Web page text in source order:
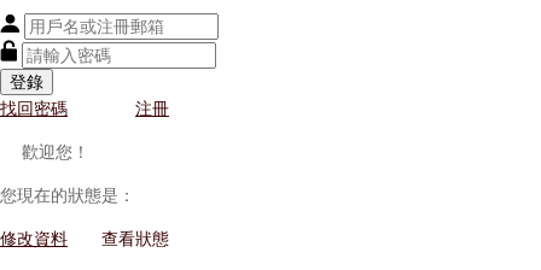
登錄
找回密碼
注冊
歡迎您！
您現在的狀態是：
修改資料
查看狀態